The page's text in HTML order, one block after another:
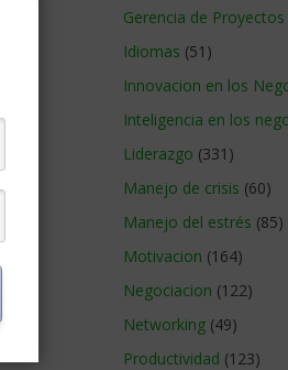
Gerencia de Proyectos
Idiomas (51)
Innovacion en los
Inteligencia en los
Liderazgo (331)
Manejo de crisis (60)
Manejo del estrés (85)
Motivacion (164)
Negociacion (122)
Networking (49)
Productividad (123)